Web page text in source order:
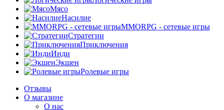
Мясо
Насилие
MMORPG - сетевые игры
Стратегии
Приключения
Инди
Экшен
Ролевые игры
Отзывы
О магазине
О нас